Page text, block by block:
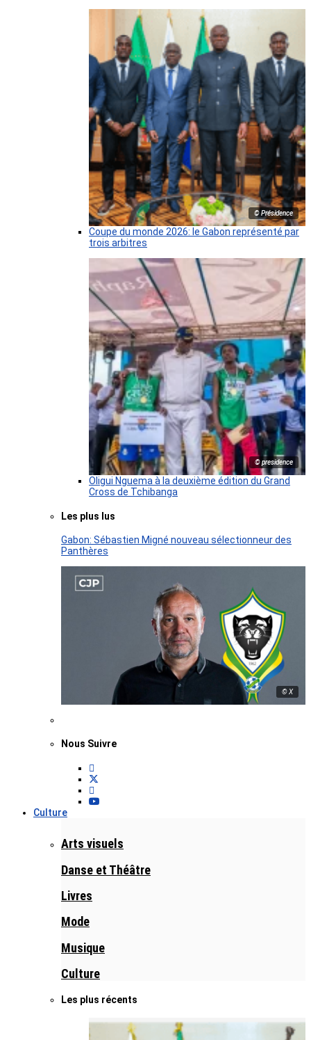
© Présidence
Coupe du monde 2026: le Gabon représenté par
trois arbitres
© presidence
Oligui Nguema à la deuxième édition du Grand
Cross de Tchibanga
Les plus lus
Gabon: Sébastien Migné nouveau sélectionneur des
Panthères
© X
Nous Suivre
Culture
Arts visuels
Danse et Théâtre
Livres
Mode
Musique
Culture
Les plus récents